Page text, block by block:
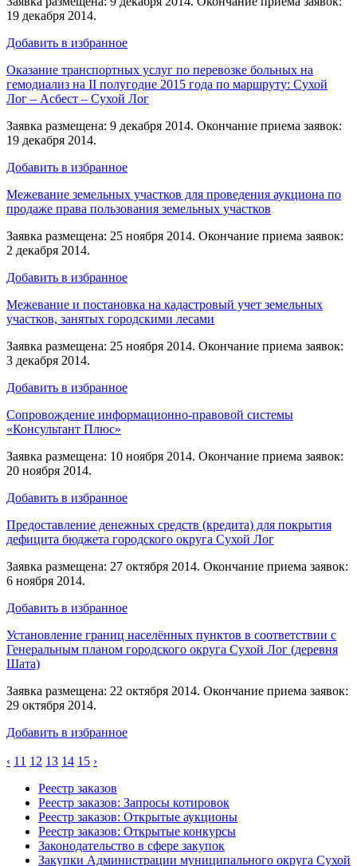
19 декабря 2014.
Добавить в избранное
Оказание транспортных услуг по перевозке больных на
гемодиализ на II полугодие 2015 года по маршруту: Сухой
Лог – Асбест – Сухой Лог
Заявка размещена: 9 декабря 2014. Окончание приема заявок:
19 декабря 2014.
Добавить в избранное
Межевание земельных участков для проведения аукциона по
продаже права пользования земельных участков
Заявка размещена: 25 ноября 2014. Окончание приема заявок:
2 декабря 2014.
Добавить в избранное
Межевание и постановка на кадастровый учет земельных
участков, занятых городскими лесами
Заявка размещена: 25 ноября 2014. Окончание приема заявок:
3 декабря 2014.
Добавить в избранное
Сопровождение информационно-правовой системы
«Консультант Плюс»
Заявка размещена: 10 ноября 2014. Окончание приема заявок:
20 ноября 2014.
Добавить в избранное
Предоставление денежных средств (кредита) для покрытия
дефицита бюджета городского округа Сухой Лог
Заявка размещена: 27 октября 2014. Окончание приема заявок:
6 ноября 2014.
Добавить в избранное
Установление границ населённых пунктов в соответствии с
Генеральным планом городского округа Сухой Лог (деревня
Шата)
Заявка размещена: 22 октября 2014. Окончание приема заявок:
29 октября 2014.
Добавить в избранное
‹ 11 12 13 14 15 ›
Реестр заказов
Реестр заказов: Запросы котировок
Реестр заказов: Открытые аукционы
Реестр заказов: Открытые конкурсы
Законодательство в сфере закупок
Закупки Администрации муниципального округа Сухой